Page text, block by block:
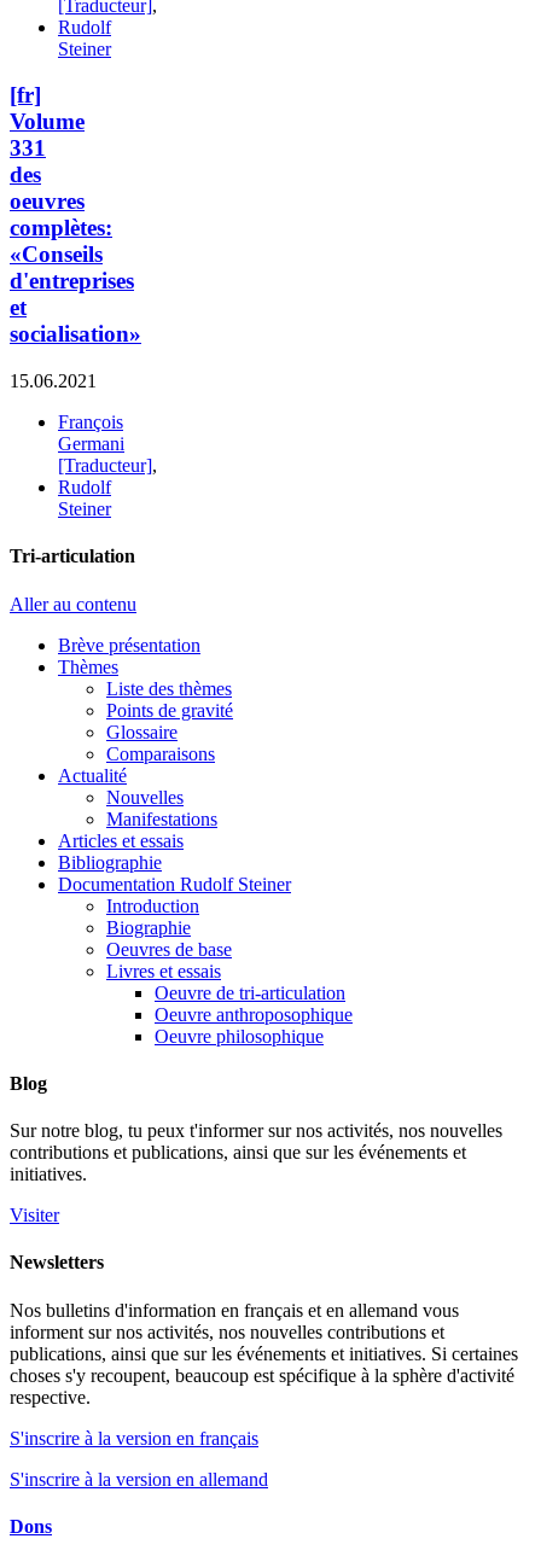
[Traducteur] ,
Rudolf
Steiner
[fr]
Volume
331
des
oeuvres
complètes:
«Conseils
d'entreprises
et
socialisation»
15.06.2021
François
Germani
[Traducteur],
Rudolf
Steiner
Tri-articulation
Aller au contenu
Brève présentation
Thèmes
Liste des thèmes
Points de gravité
Glossaire
Comparaisons
Actualité
Nouvelles
Manifestations
Articles et essais
Bibliographie
Documentation Rudolf Steiner
Introduction
Biographie
Oeuvres de base
Livres et essais
Oeuvre de tri-articulation
Oeuvre anthroposophique
Oeuvre philosophique
Blog
Sur notre blog, tu peux t'informer sur nos activités, nos nouvelles
contributions et publications, ainsi que sur les événements et
initiatives.
Visiter
Newsletters
Nos bulletins d'information en français et en allemand vous
informent sur nos activités, nos nouvelles contributions et
publications, ainsi que sur les événements et initiatives. Si certaines
choses s'y recoupent, beaucoup est spécifique à la sphère d'activité
respective.
S'inscrire à la version en français
S'inscrire à la version en allemand
Dons